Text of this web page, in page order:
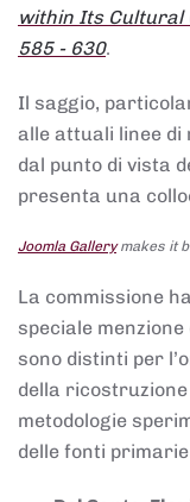
within Its Cultural
585 - 630.
Il saggio,
alle attuali linee di
dal punto di vista
presenta una
Joomla Gallerymakes it
La commissione
speciale
sono distinti per
della
metodologie
delle fonti